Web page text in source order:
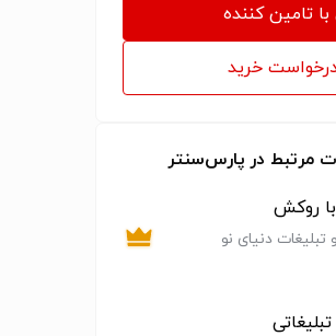
تامین کننده
خرید
مرتبط در پارس‌سنتر
روکش
دنیای نو
تبلیغاتی